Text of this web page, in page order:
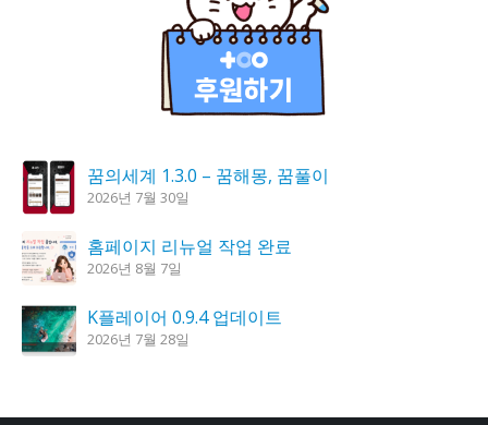
꿈의세계 1.3.0 – 꿈해몽, 꿈풀이
2026년 7월 30일
홈페이지 리뉴얼 작업 완료
2026년 8월 7일
K플레이어 0.9.4 업데이트
2026년 7월 28일